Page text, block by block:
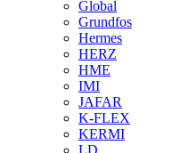
Global
Grundfos
Hermes
HERZ
HME
IMI
JAFAR
K-FLEX
KERMI
LD